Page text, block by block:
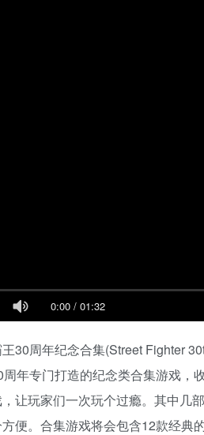
0:00 / 01:32
王30周年纪念合集(Street Fighter
年专门打造的纪念类合集游戏，
让玩家们一次玩个过瘾。其中几
便。合集游戏将会包含12款经典